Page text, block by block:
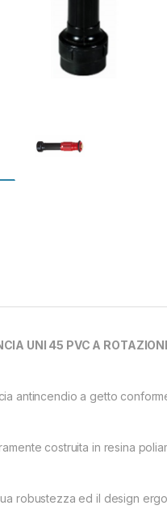
UNI 45 PVC A
antincendio a getto
costruita in resina
robustezza ed il design